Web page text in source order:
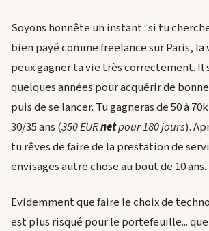
Soyons honnête un instant : si tu
bien payé comme freelance sur Paris,
peux gagner ta vie très correctement. Il
quelques années pour acquérir de
puis de se lancer. Tu gagneras de 50 à 70k
30/35 ans (350 EURnetpour 180 jours).
tu rêves de faire de la prestation de
envisages autre chose au bout de 10 ans.
Evidemment que faire le choix de
est plus risqué pour le portefeuille...